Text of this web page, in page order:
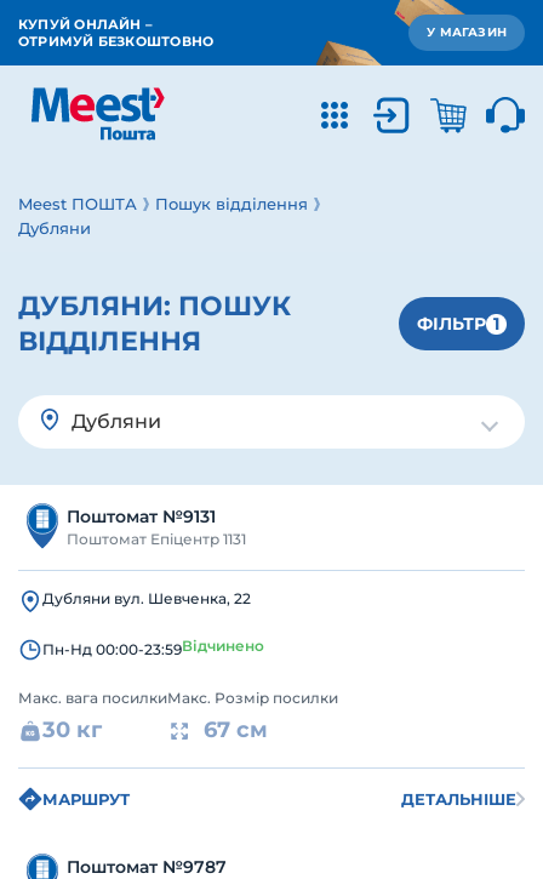
КУПУЙ ОНЛАЙН –
ОТРИМУЙ БЕЗКОШТОВНО
У МАГАЗИН
Meest ПОШТА
Пошук відділення
Дубляни
ДУБЛЯНИ: ПОШУК
ВІДДІЛЕННЯ
ФІЛЬТР 1
Дубляни
Поштомат №9131
Поштомат Епіцентр 1131
Дубляни вул. Шевченка, 22
Пн-Нд 00:00-23:59Відчинено
Макс. вага посилки
30 кг
Макс. Розмір посилки
67 см
МАРШРУТ ДЕТАЛЬНІШЕ
Поштомат №9787